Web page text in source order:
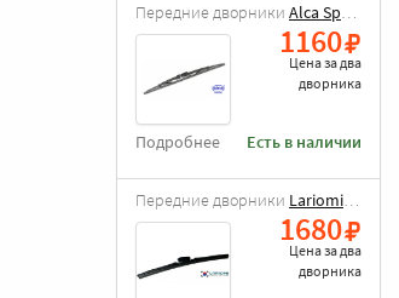
Передние дворники Alca Special
1160
Цена задва
дворника
Есть в наличии
Подробнее
Передние дворники Lariomi Hybrid
1680
Цена задва
дворника